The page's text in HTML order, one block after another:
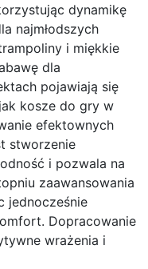
dynamikę
najmłodszych
i miękkie
dla
pojawiają się
kosze do gry w
efektownych
stworzenie
i pozwala na
zaawansowania
jednocześnie
Dopracowanie
wrażenia i